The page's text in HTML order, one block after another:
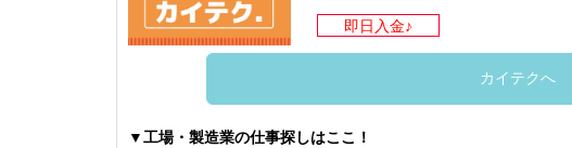
即日入金♪
カイテクへ
▼工場・製造業の仕事探しはここ！